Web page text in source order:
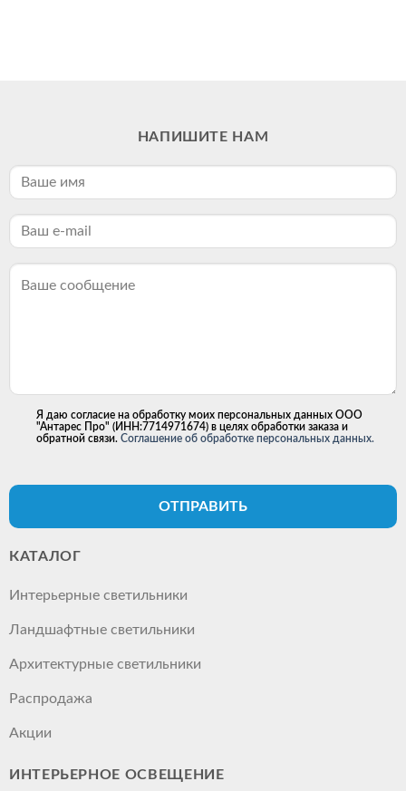
НАПИШИТЕ НАМ
Я даю согласие на обработку моих персональных данных ООО
"Антарес Про" (ИНН:7714971674) в целях обработки заказа и
обратной связи. Соглашение об обработке персональных данных.
ОТПРАВИТЬ
КАТАЛОГ
Интерьерные светильники
Ландшафтные светильники
Архитектурные светильники
Распродажа
Акции
ИНТЕРЬЕРНОЕ ОСВЕЩЕНИЕ